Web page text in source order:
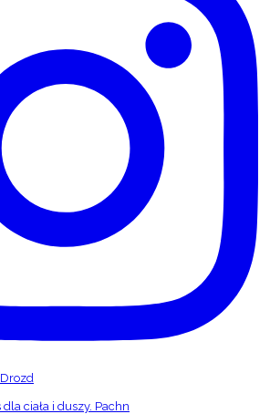
ciała i duszy. Pachn